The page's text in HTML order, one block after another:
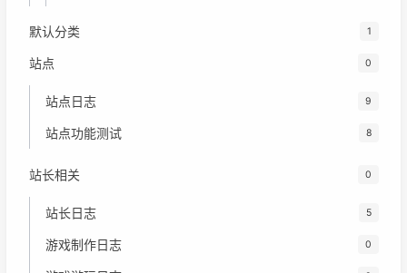
默认分类 1
站点 0
站点日志 9
站点功能测试 8
站长相关 0
站长日志 5
游戏制作日志 0